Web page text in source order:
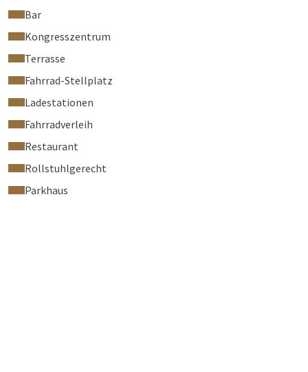
Bar
Kongresszentrum
Terrasse
Fahrrad-Stellplatz
Ladestationen
Fahrradverleih
Restaurant
Rollstuhlgerecht
Parkhaus